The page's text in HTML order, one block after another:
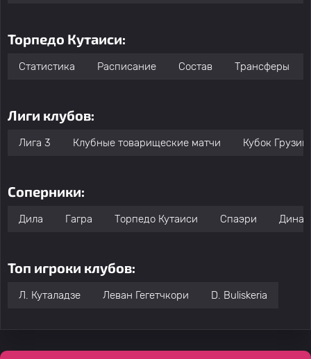
Торпедо Кутаиси:
Статистика Расписание Состав Трансферы
Лиги клубов:
Лига 3 Клубные товарищеские матчи Кубок Грузии
Соперники:
Дила Гагра Торпедо Кутаиси Спаэри
Топ игроки клубов:
Л. Куталадзе Леван Гегетчкори D. Buliskeria